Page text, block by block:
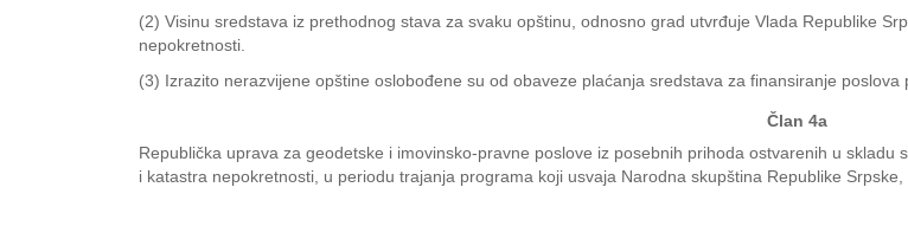
(2) Visinu sredstava iz prethodnog stava za svaku opštinu, odnosno grad utvrđuje Vlada Republike
nepokretnosti.
(3) Izrazito nerazvijene opštine oslobođene su od obaveze plaćanja sredstava za finansiranje
Član 4a
Republička uprava za geodetske i imovinsko-pravne poslove iz posebnih prihoda ostvarenih u
i katastra nepokretnosti, u periodu trajanja programa koji usvaja Narodna skupština Republike